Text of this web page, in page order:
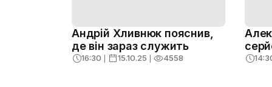
Андрій Хливнюк пояснив,
де він зараз служить
16:30 ❘ 15.10.25 ❘ 4558